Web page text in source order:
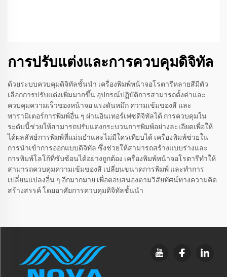
การปรับแต่งและการควบคุมดิจิทัล
ด้วยระบบควบคุมดิจิทัลชั้นนำ เครื่องพิมพ์หน้าจอโรตารีหลายสีมีตัว
เลือกการปรับแต่งเพิ่มมากขึ้น อุปกรณ์ปฏิบัติการสามารถตั้งค่าและ
ควบคุมความเร็วของหน้าจอ แรงดันหมึก ความเข้มของสี และ
พารามิเตอร์การพิมพ์อื่น ๆ ผ่านอินเทอร์เฟซดิจิทัลได้ การควบคุมใน
ระดับนี้ช่วยให้สามารถปรับแต่งกระบวนการพิมพ์อย่างละเอียดเพื่อให้
ได้ผลลัพธ์การพิมพ์ที่แม่นยำและไม่มีใครเทียบได้ เครื่องพิมพ์ช่วยใน
การนำเข้าการออกแบบดิจิทัล ซึ่งช่วยให้สามารถสร้างแบบร่างและ
การพิมพ์โลโก้ที่ซับซ้อนได้อย่างถูกต้อง เครื่องพิมพ์หน้าจอโรตารีทำให้
สามารถควบคุมความเข้มของสี เปลี่ยนขนาดการพิมพ์ และทำการ
เปลี่ยนแปลงอื่น ๆ อีกมากมาย เพื่อตอบสนองตามวิสัยทัศน์ทางความคิด
สร้างสรรค์ โดยอาศัยการควบคุมดิจิทัลชั้นนำ